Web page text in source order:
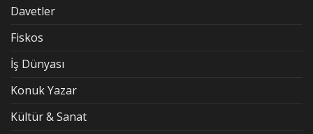
Davetler
Fiskos
İş Dünyası
Konuk Yazar
Kültür & Sanat